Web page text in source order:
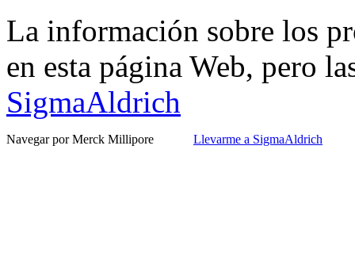
La información sobre los
en esta página Web, pero
SigmaAldrich
Navegar por Merck Millipore Llevarme a SigmaAldrich